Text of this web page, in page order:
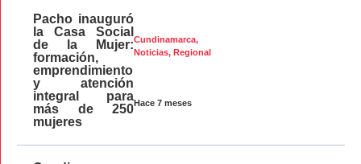
Cundinamarca,
Noticias,Regional
Hace 7 meses
Pacho inauguró
la Casa Social
de la Mujer:
formación,
emprendimiento
y atención
integral para
más de 250
mujeres